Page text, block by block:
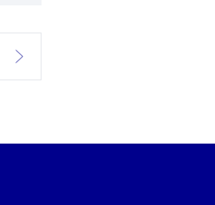
weiter